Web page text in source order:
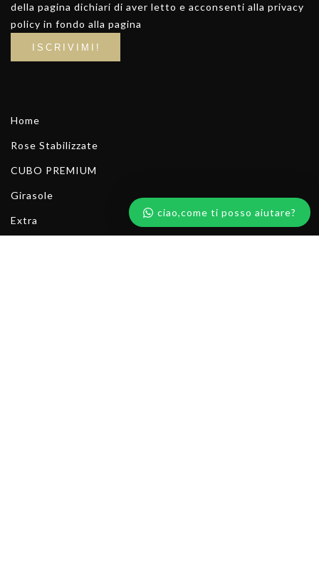
della pagina dichiari di aver letto e acconsenti alla privacy
policy in fondo alla pagina
Home
Rose Stabilizzate
CUBO PREMIUM
Girasole
Extra
ciao,come ti posso aiutare?